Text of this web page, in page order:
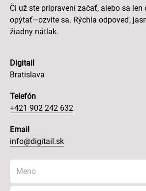
Či už ste pripravení začať, alebo sa len
opýtať—ozvite sa. Rýchla odpoveď,
žiadny nátlak.
Digitail
Bratislava
Telefón
+421 902 242 632
Email
info@digitail.sk